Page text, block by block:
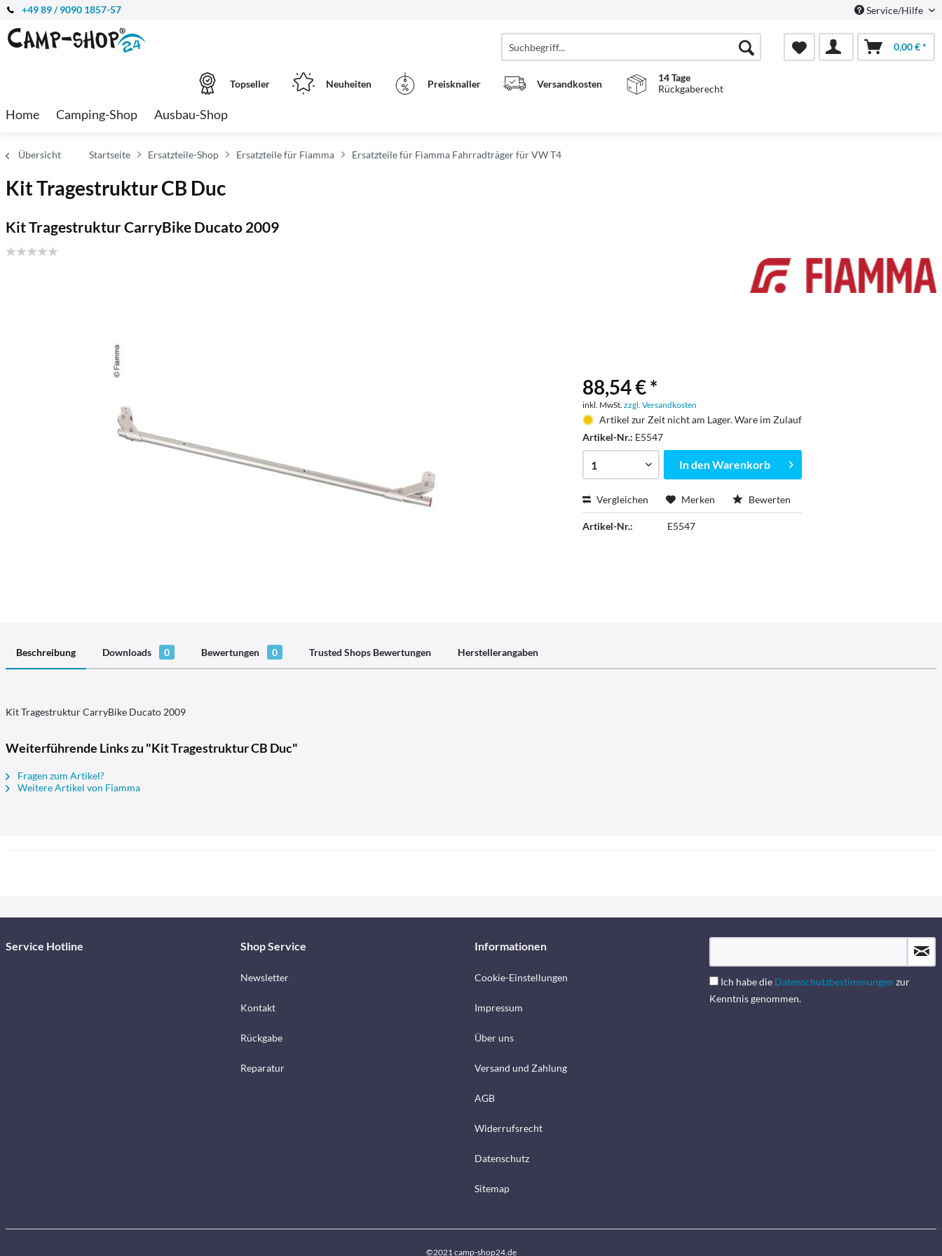
+49 89 / 9090 1857-57 Service/Hilfe
0,00 € *
Topseller Neuheiten Preisknaller Versandkosten
14 Tage
Rückgaberecht
Home Camping-Shop Ausbau-Shop
Übersicht Startseite Ersatzteile-Shop Ersatzteile für Fiamma Ersatzteile für Fiamma Fahrradträger für VW T4
Kit Tragestruktur CB Duc
Kit Tragestruktur CarryBike Ducato 2009
88,54 € *
inkl. MwSt.zzgl. Versandkosten
Artikel zur Zeit nicht am Lager. Ware im Zulauf
Artikel-Nr.: E5547
In denWarenkorb
Vergleichen Merken Bewerten
Artikel-Nr.: E5547
Beschreibung Downloads 0 Bewertungen 0 Trusted Shops Bewertungen Herstellerangaben
Kit Tragestruktur CarryBike Ducato 2009
Weiterführende Links zu "Kit Tragestruktur CB Duc"
Fragen zum Artikel?
Weitere Artikel von Fiamma
Service Hotline Shop Service
Newsletter
Kontakt
Rückgabe
Reparatur
Informationen
Cookie-Einstellungen
Impressum
Über uns
Versand und Zahlung
AGB
Widerrufsrecht
Datenschutz
Sitemap
Ich habe die Datenschutzbestimmungen zur
Kenntnis genommen.
©2021 camp-shop24.de